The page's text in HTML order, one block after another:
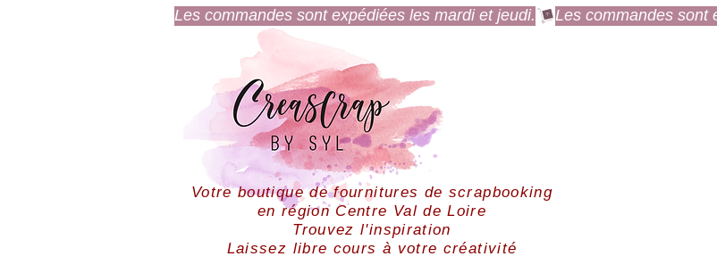
Les commandes sont expédiées les mardi et jeudi.
Votre boutique de fournitures de scrapbooking
en région Centre Val de Loire
Trouvez l'inspiration
Laissez libre cours à votre créativité